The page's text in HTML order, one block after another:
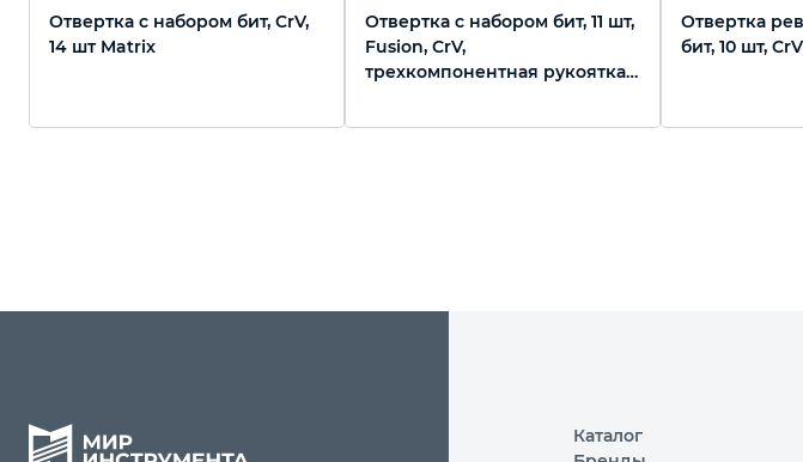
Отвертка с набором бит, CrV,
14 шт Matrix
Отвертка с набором бит, 11 шт,
Fusion, CrV,
трехкомпонентная рукоятка
Отвертка
бит, 10 шт,
Каталог